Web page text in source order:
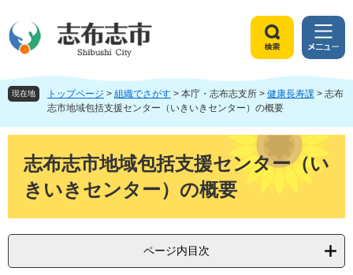
ジ
頭
ュ
飛
索
メ
ニ
ュ
ー
現在地 トップページ > 組織でさがす > 本庁・志布志支所 > 健康長寿課 > 志布
志市地域包括支援センター（いきいきセンター）の概要
志布志市地域包括支援センター（い
きいきセンター）の概要
ページ内目次